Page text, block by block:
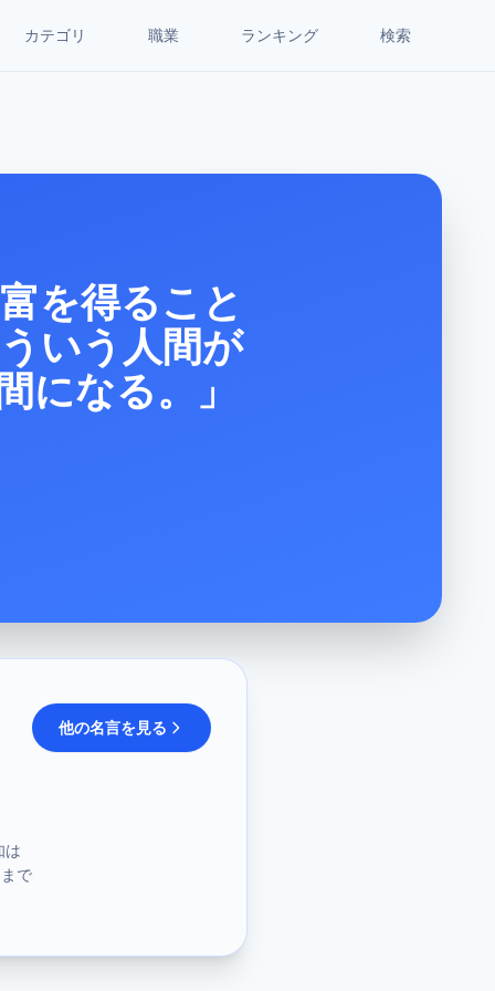
カテゴリ 職業 ランキング 検索
を得ること
いう人間が
になる。」
は
で
他の名言を見る